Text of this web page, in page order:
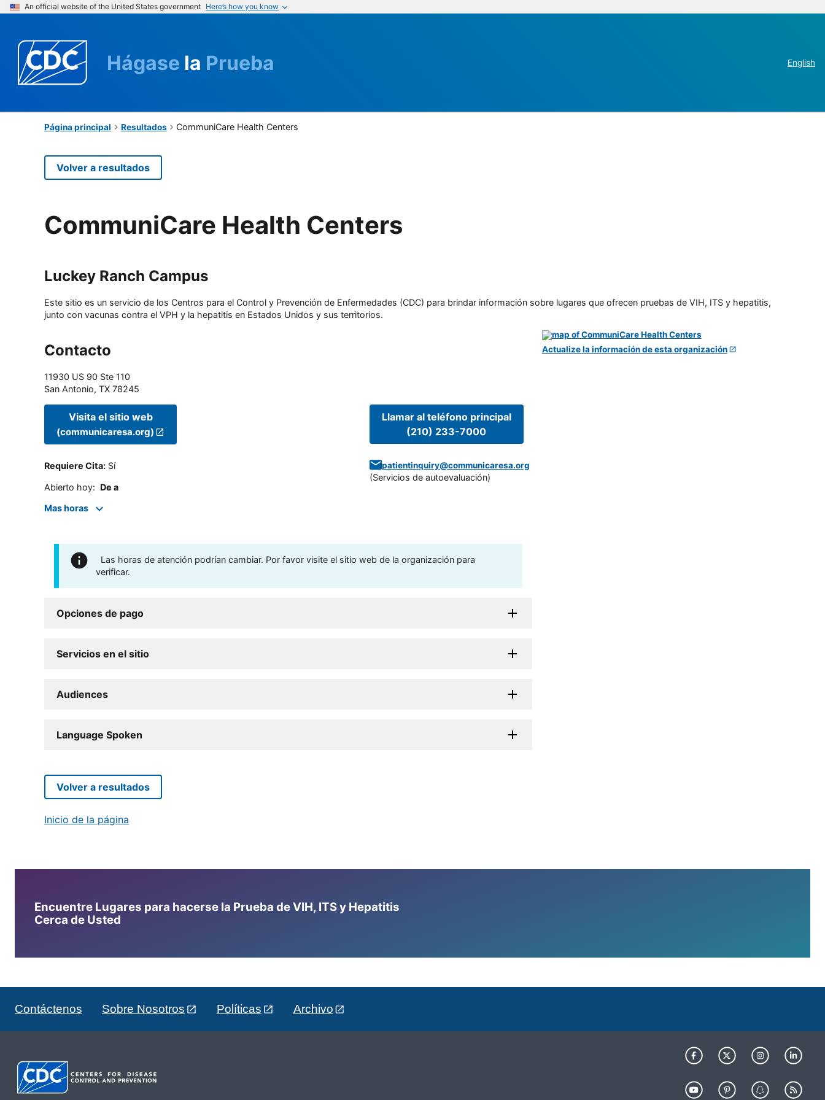
An official website of the United States government Here’s how you know
Hágase la Prueba English
Página principal Resultados CommuniCare Health Centers
Volver a resultados
CommuniCare Health Centers
Luckey Ranch Campus
Este sitio es un servicio de los Centros para el Control y Prevención de Enfermedades (CDC) para brindar información sobre lugares que ofrecen pruebas de VIH, ITS y hepatitis,
junto con vacunas contra el VPH y la hepatitis en Estados Unidos y sus territorios.
Contacto
11930 US 90 Ste 110
San Antonio, TX 78245
Visita el sitio web
(communicaresa.org)
Requiere Cita: Sí
Abierto hoy: De a
Mas horas
Llamar al teléfono principal
(210) 233-7000
patientinquiry@communicaresa.org
(Servicios de autoevaluación)
Las horas de atención podrían cambiar. Por favor visite el sitio web de la organización para
verificar.
Opciones de pago
Servicios en el sitio
Audiences
Language Spoken
Actualize la información de esta organización
Volver a resultados
Inicio de la página
Encuentre Lugares para hacerse la Prueba de VIH, ITS y Hepatitis
Cerca de Usted
Contáctenos Sobre Nosotros Políticas Archivo